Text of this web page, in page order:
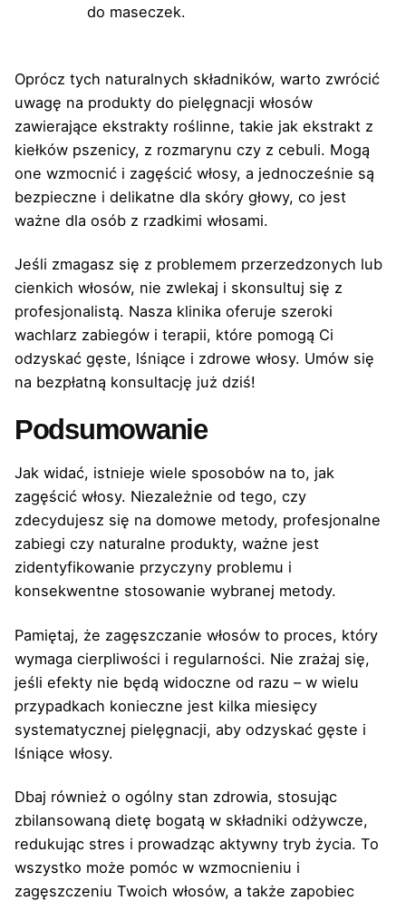
do maseczek.
Oprócz tych naturalnych składników, warto zwrócić
uwagę na produkty do pielęgnacji włosów
zawierające ekstrakty roślinne, takie jak ekstrakt z
kiełków pszenicy, z rozmarynu czy z cebuli. Mogą
one wzmocnić i zagęścić włosy, a jednocześnie są
bezpieczne i delikatne dla skóry głowy, co jest
ważne dla osób z rzadkimi włosami.
Jeśli zmagasz się z problemem przerzedzonych lub
cienkich włosów, nie zwlekaj i skonsultuj się z
profesjonalistą. Nasza klinika oferuje szeroki
wachlarz zabiegów i terapii, które pomogą Ci
odzyskać gęste, lśniące i zdrowe włosy. Umów się
na bezpłatną konsultację już dziś!
Podsumowanie
Jak widać, istnieje wiele sposobów na to, jak
zagęścić włosy. Niezależnie od tego, czy
zdecydujesz się na domowe metody, profesjonalne
zabiegi czy naturalne produkty, ważne jest
zidentyfikowanie przyczyny problemu i
konsekwentne stosowanie wybranej metody.
Pamiętaj, że zagęszczanie włosów to proces, który
wymaga cierpliwości i regularności. Nie zrażaj się,
jeśli efekty nie będą widoczne od razu – w wielu
przypadkach konieczne jest kilka miesięcy
systematycznej pielęgnacji, aby odzyskać gęste i
lśniące włosy.
Dbaj również o ogólny stan zdrowia, stosując
zbilansowaną dietę bogatą w składniki odżywcze,
redukując stres i prowadząc aktywny tryb życia. To
wszystko może pomóc w wzmocnieniu i
zagęszczeniu Twoich włosów, a także zapobiec